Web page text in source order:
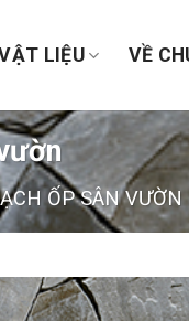
LIỆU VỀ
ỐP SÂN VƯỜN